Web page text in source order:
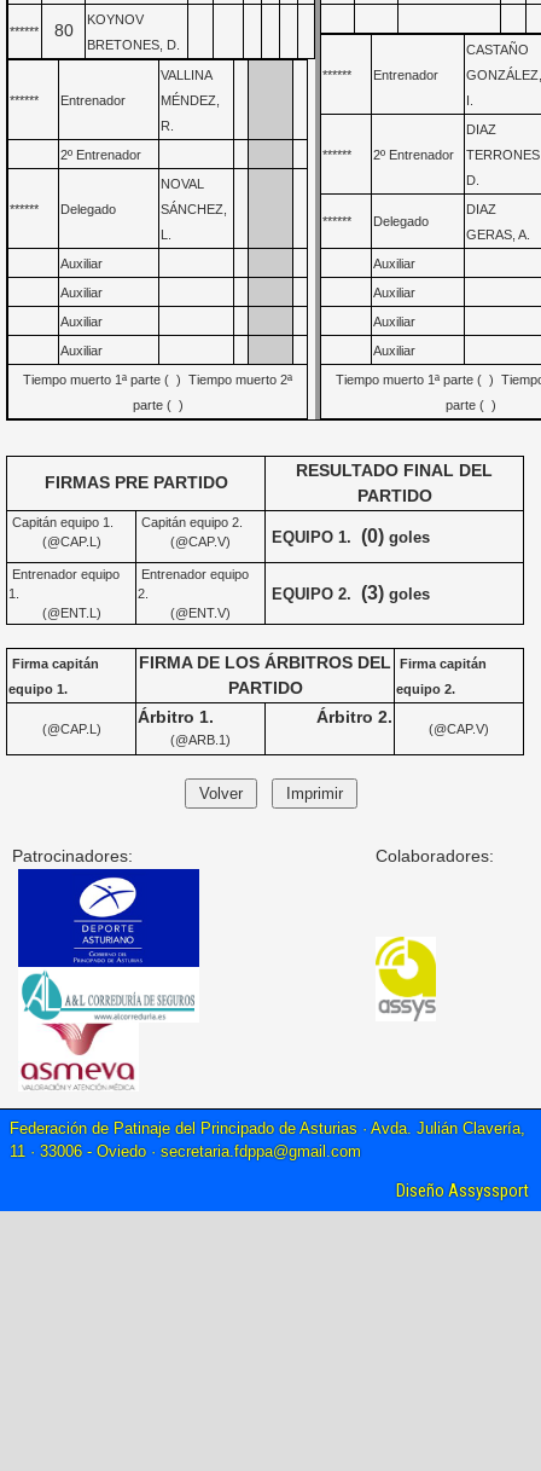
****** 80
KOYNOV
BRETONES, D.
****** Entrenador
VALLINA
MÉNDEZ,
R.
2º Entrenador
****** Delegado
NOVAL
SÁNCHEZ,
Auxiliar
Auxiliar
Auxiliar
Auxiliar
Tiempo muerto 1ª parte ( ) Tiempo muerto 2ª
parte ( )
****** Entrenador
CASTAÑO
****** 2º Entrenador
DIAZ
D.
****** Delegado
DIAZ
GERAS, A.
Auxiliar
Auxiliar
Auxiliar
Auxiliar
Tiempo muerto 1ª parte ( )
parte ( )
FIRMAS PRE PARTIDO
RESULTADO FINAL DEL
PARTIDO
Capitán equipo 1.
(@CAP.L)
Capitán equipo 2.
(@CAP.V)
EQUIPO 1. (0) goles
Entrenador equipo
1.
(@ENT.L)
Entrenador equipo
2.
(@ENT.V)
EQUIPO 2. (3) goles
Firma capitán
equipo 1.
FIRMA DE LOS ÁRBITROS DEL
PARTIDO
Firma capitán
equipo 2.
(@CAP.L)
Árbitro 1.
(@ARB.1)
Árbitro 2.
(@CAP.V)
Patrocinadores: Colaboradores:
Federación de Patinaje del Principado de Asturias · Avda. Julián Clavería,
11 · 33006 - Oviedo · secretaria.fdppa@gmail.com
Diseño Assyssport